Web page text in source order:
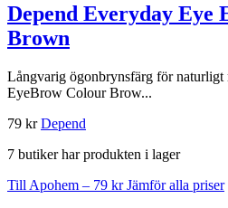
Depend Everyday Eye
Brown
Långvarig ögonbrynsfärg för naturligt
EyeBrow Colour Brow...
79 krDepend
7 butiker har produkten i lager
Till Apohem – 79 krJämför alla priser